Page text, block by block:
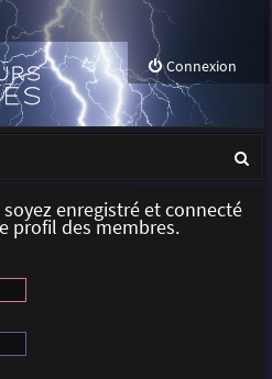
Connexion
enregistré et connecté
profil des membres.